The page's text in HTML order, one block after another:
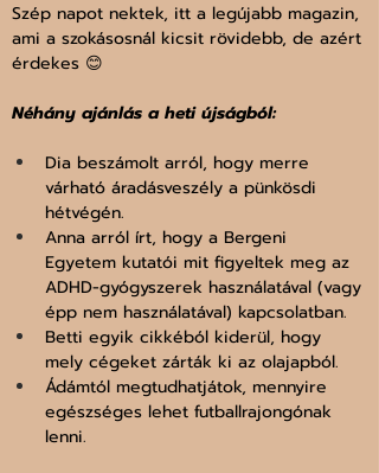
Szép napot nektek, itt a legújabb magazin,
ami a szokásosnál kicsit rövidebb, de azért
érdekes 😊
Néhány ajánlás a heti újságból:
Dia beszámolt arról, hogy merre
várható áradásveszély a pünkösdi
hétvégén.
Anna arról írt, hogy a Bergeni
Egyetem kutatói mit figyeltek meg az
ADHD-gyógyszerek használatával (vagy
épp nem használatával) kapcsolatban.
Betti egyik cikkéból kiderül, hogy
mely cégeket zárták ki az olajapból.
Ádámtól megtudhatjátok, mennyire
egészséges lehet futballrajongónak
lenni.